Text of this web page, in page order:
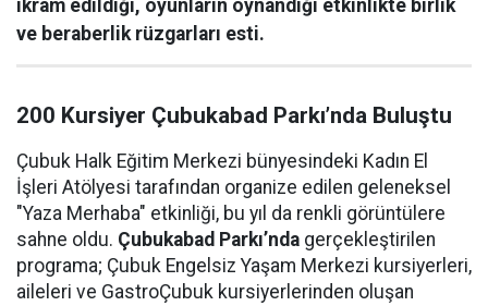
ikram edildiği, oyunların oynandığı etkinlikte birlik
ve beraberlik rüzgarları esti.
200 Kursiyer Çubukabad Parkı’nda Buluştu
Çubuk Halk Eğitim Merkezi bünyesindeki Kadın El
İşleri Atölyesi tarafından organize edilen geleneksel
"Yaza Merhaba" etkinliği, bu yıl da renkli görüntülere
sahne oldu. Çubukabad Parkı’nda gerçekleştirilen
programa; Çubuk Engelsiz Yaşam Merkezi kursiyerleri,
aileleri ve GastroÇubuk kursiyerlerinden oluşan